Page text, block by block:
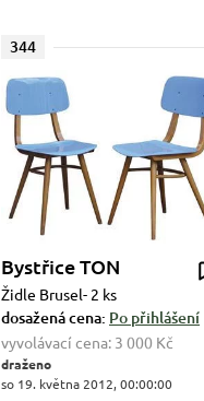
344
Bystřice TON
Židle Brusel- 2 ks
dosažená cena: Po přihlášení
vyvolávací cena: 3 000 Kč
draženo
so 19. května 2012, 00:00:00